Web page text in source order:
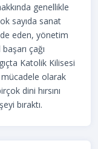
genellikle
sayıda sanat
eden, yönetim
çağı
Katolik Kilisesi
mücadele olarak
dini hırsını
bıraktı.